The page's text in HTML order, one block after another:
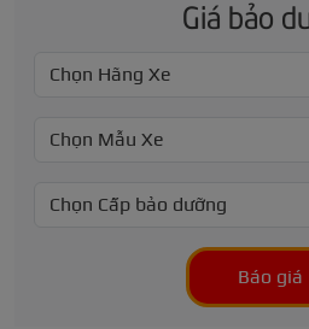
Giá bảo
Báo giá